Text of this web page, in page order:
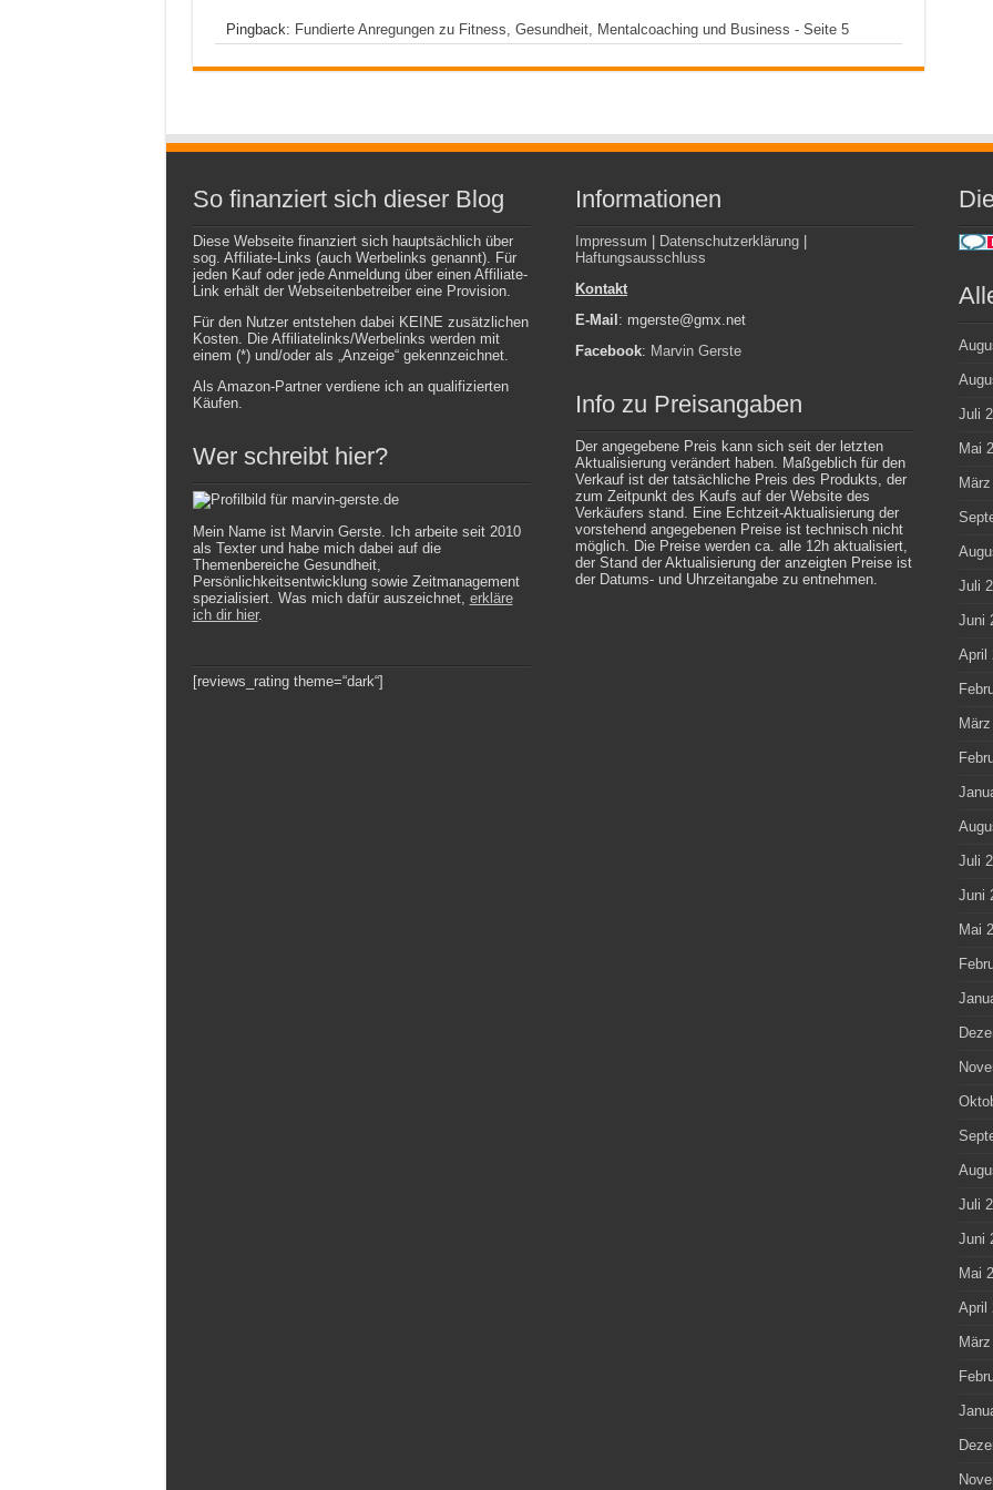
Pingback: Fundierte Anregungen zu Fitness, Gesundheit, Mentalcoaching und Business - Seite 5
So finanziert sich dieser Blog
Diese Webseite finanziert sich hauptsächlich über
sog. Affiliate-Links (auch Werbelinks genannt). Für
jeden Kauf oder jede Anmeldung über einen Affiliate-
Link erhält der Webseitenbetreiber eine Provision.
Für den Nutzer entstehen dabei KEINE zusätzlichen
Kosten. Die Affiliatelinks/Werbelinks werden mit
einem (*) und/oder als „Anzeige“ gekennzeichnet.
Als Amazon-Partner verdiene ich an qualifizierten
Käufen.
Wer schreibt hier?
Mein Name ist Marvin Gerste. Ich arbeite seit 2010
als Texter und habe mich dabei auf die
Themenbereiche Gesundheit,
Persönlichkeitsentwicklung sowie Zeitmanagement
spezialisiert. Was mich dafür auszeichnet, erkläre
ich dir hier.
[reviews_rating theme=“dark“]
Informationen
Impressum Datenschutzerklärung
Haftungsausschluss
Kontakt
E-Mail : mgerste@gmx.net
Facebook: Marvin Gerste
Info zu Preisangaben
Der angegebene Preis kann sich seit der letzten
Aktualisierung verändert haben. Maßgeblich für den
Verkauf ist der tatsächliche Preis des Produkts, der
zum Zeitpunkt des Kaufs auf der Website des
Verkäufers stand. Eine Echtzeit-Aktualisierung der
vorstehend angegebenen Preise ist technisch nicht
möglich. Die Preise werden ca. alle 12h aktualisiert,
der Stand der Aktualisierung der anzeigten Preise ist
der Datums- und Uhrzeitangabe zu entnehmen.
Juli
Mai
Juli
Juni
April
Juli
Juni
Mai
Juli
Juni
Mai
April